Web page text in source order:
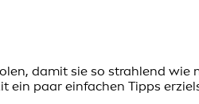
damit sie so strahlend
paar einfachen Tipps